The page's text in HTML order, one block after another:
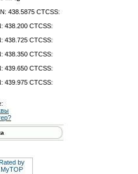
438.5875 CTCSS:
438.200 CTCSS:
438.725 CTCSS:
438.350 CTCSS:
439.650 CTCSS:
439.975 CTCSS: